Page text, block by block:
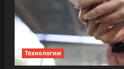
Технологии